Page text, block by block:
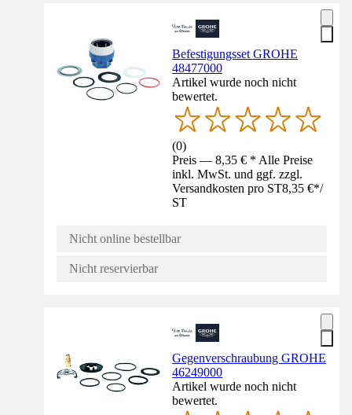
Befestigungsset GROHE
48477000
Artikel wurde noch nicht
bewertet.
(0)
Preis — 8,35 € * Alle Preise
inkl. MwSt. und ggf. zzgl.
Versandkosten pro ST8,35 €*/
ST
Nicht online bestellbar
Nicht reservierbar
Gegenverschraubung GROHE
46249000
Artikel wurde noch nicht
bewertet.